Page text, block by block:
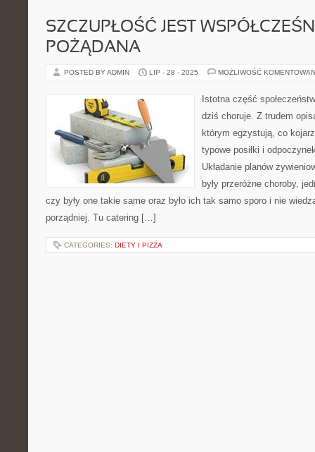
SZCZUPŁOŚĆ JEST
POŻĄDANA
POSTED BY ADMIN LIP - 28 - 2025 MOŻLIWOŚĆ
Istotna część
dziś choruje. Z trudem
którym egzystują, co
typowe posiłki i
Układanie planów
były przeróżne choroby,
czy były one takie same oraz było ich tak samo sporo i nie
porządniej. Tu catering […]
CATEGORIES: DIETY I PIZZA